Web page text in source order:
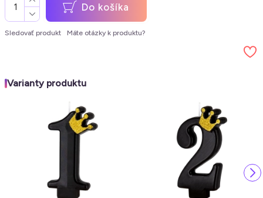
Do košíka
Sledovať produkt Máte otázky k produktu?
Varianty produktu